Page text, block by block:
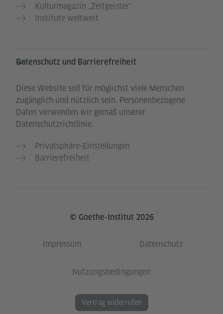
Kulturmagazin „Zeitgeister"
Institute weltweit
Datenschutz und Barrierefreiheit
Diese Website soll für möglichst viele Menschen
zugänglich und nützlich sein. Personenbezogene
Daten verwenden wir gemäß unserer
Datenschutzrichtlinie.
Privatsphäre-Einstellungen
Barrierefreiheit
© Goethe-Institut 2026
Impressum Datenschutz
Nutzungsbedingungen
Vertrag widerrufen